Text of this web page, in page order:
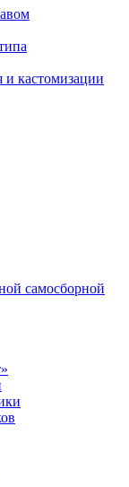
кастомизации
самосборной